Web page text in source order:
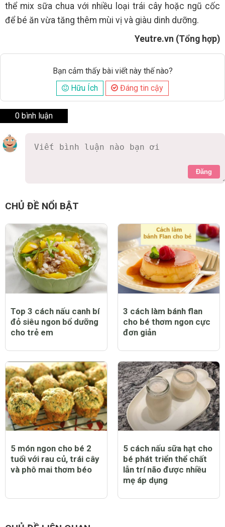
thể mix sữa chua với nhiều loại trái cây hoặc ngũ cốc
để bé ăn vừa tăng thêm mùi vị và giàu dinh dưỡng.
Yeutre.vn (Tổng hợp)
Bạn cảm thấy bài viết này thế nào?
Hữu Ích
Đáng tin cậy
0 bình luận
Đăng
CHỦ ĐỀ NỔI BẬT
Top 3 cách nấu canh bí
đỏ siêu ngon bổ dưỡng
cho trẻ em
3 cách làm bánh flan
cho bé thơm ngon cực
đơn giản
5 món ngon cho bé 2
tuổi với rau củ, trái cây
và phô mai thơm béo
5 cách nấu sữa hạt cho
bé phát triển thể chất
lẫn trí não được nhiều
mẹ áp dụng